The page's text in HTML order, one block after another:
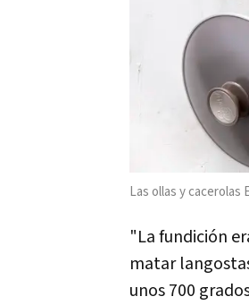
Las ollas y
"La fundición
matar
unos 700